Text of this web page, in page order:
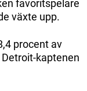
favoritspelare
växte upp.
procent av
kaptenen